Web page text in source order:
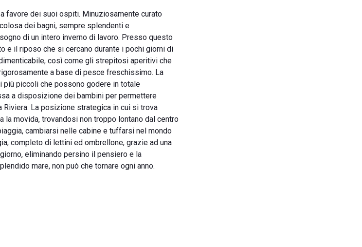
favore dei suoi ospiti. Minuziosamente curato
dei bagni, sempre splendenti e
di un intero inverno di lavoro. Presso questo
e il riposo che si cercano durante i pochi giorni di
così come gli strepitosi aperitivi che
a base di pesce freschissimo. La
piccoli che possono godere in totale
a disposizione dei bambini per permettere
La posizione strategica in cui si trova
movida, trovandosi non troppo lontano dal centro
cambiarsi nelle cabine e tuffarsi nel mondo
completo di lettini ed ombrellone, grazie ad una
eliminando persino il pensiero e la
mare, non può che tornare ogni anno.